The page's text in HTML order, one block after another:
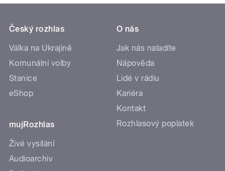
Český rozhlas
Válka na Ukrajině
Komunální volby
Stanice
eShop
mujRozhlas
Živé vysílání
Audioarchiv
O nás
Jak nás naladíte
Nápověda
Lidé v rádiu
Kariéra
Kontakt
Rozhlasový poplatek